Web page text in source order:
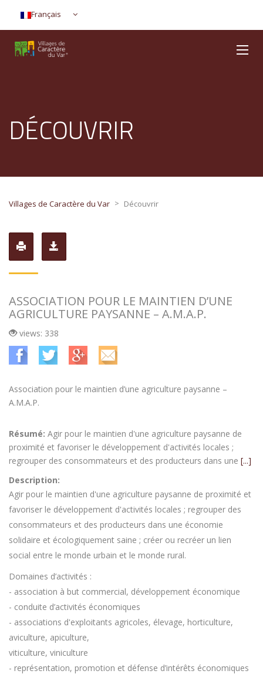
Français
DÉCOUVRIR
Villages de Caractère du Var > Découvrir
ASSOCIATION POUR LE MAINTIEN D’UNE
AGRICULTURE PAYSANNE – A.M.A.P.
views: 338
Association pour le maintien d’une agriculture paysanne –
A.M.A.P.
Résumé: Agir pour le maintien d'une agriculture paysanne de
proximité et favoriser le développement d'activités locales ;
regrouper des consommateurs et des producteurs dans une [...]
Description:
Agir pour le maintien d'une agriculture paysanne de proximité et
favoriser le développement d'activités locales ; regrouper des
consommateurs et des producteurs dans une économie
solidaire et écologiquement saine ; créer ou recréer un lien
social entre le monde urbain et le monde rural.
Domaines d’activités :
- association à but commercial, développement économique
- conduite d’activités économiques
- associations d'exploitants agricoles, élevage, horticulture,
aviculture, apiculture,
viticulture, viniculture
- représentation, promotion et défense d’intérêts économiques